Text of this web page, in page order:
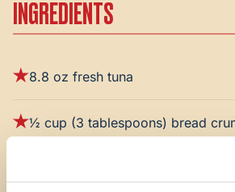
INGREDIENTS
8.8 oz fresh tuna
½ cup (3 tablespoons) bread